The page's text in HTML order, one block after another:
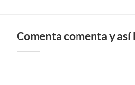
Comenta comenta y así